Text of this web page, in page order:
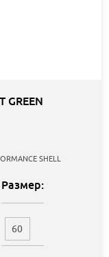
GREEN
SHELL
Размер:
60